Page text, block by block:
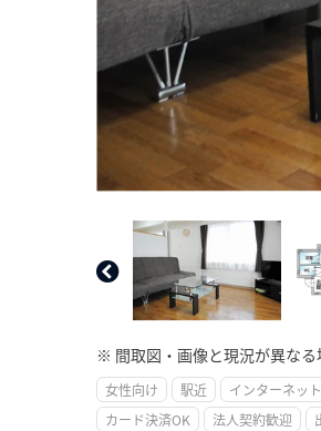
※ 間取図・画像と現況が異なる
女性向け 駅近 インターネッ
カード決済OK
法人契約歓迎